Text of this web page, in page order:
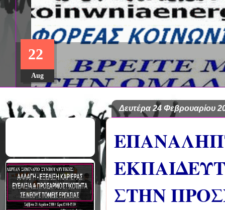
22
Aug
Δευτέρα 24 Φεβρουαρίου
ΣΤΗΝ